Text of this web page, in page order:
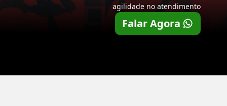
agilidade no atendimento
Falar Agora